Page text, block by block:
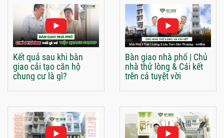
Kết quả sau khi bàn
giao cải tạo căn hộ
chung cư là gì?
Bàn giao nhà phố | Chủ
nhà thử lòng & Cái kết
trên cả tuyệt vời